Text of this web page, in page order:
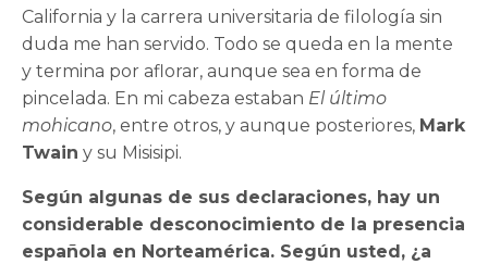
California y la carrera universitaria de filología sin
duda me han servido. Todo se queda en la mente
y termina por aflorar, aunque sea en forma de
pincelada. En mi cabeza estaban El último
mohicano, entre otros, y aunque posteriores, Mark
Twain y su Misisipi.
Según algunas de sus declaraciones, hay un
considerable desconocimiento de la presencia
española en Norteamérica. Según usted, ¿a